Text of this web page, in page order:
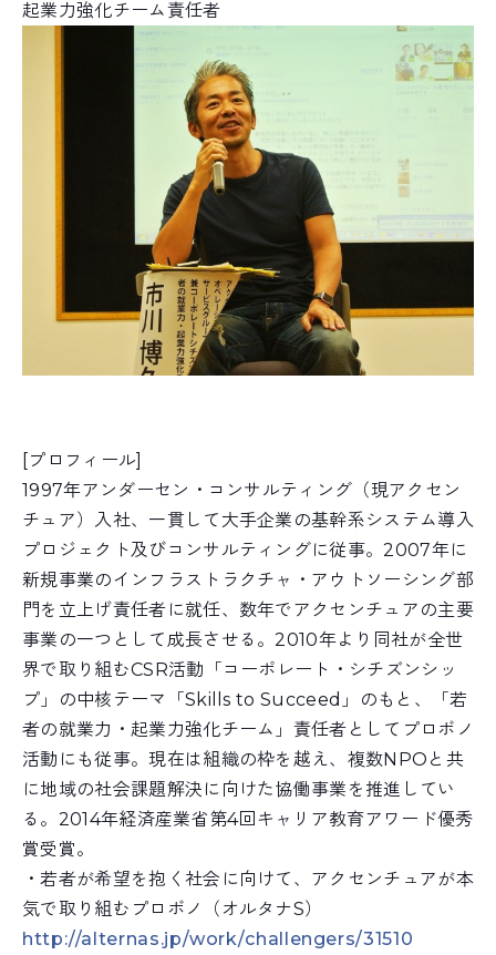
起業力強化チーム責任者
[プロフィール]
1997年アンダーセン・コンサルティング（現アクセン
チュア）入社、一貫して大手企業の基幹系システム導入
プ ロジェクト及びコンサルティングに従事。2007年に
新規事業のインフラストラクチャ・アウトソーシング部
門を 立上げ責任者に就任、数年でアクセンチュアの主要
事業の一つとして成長させる。2010年より同社が全世
界で取 り組むCSR活動「コーポレート・シチズンシッ
プ」の中核テーマ「Skills to Succeed」のもと、「若
者の就業力・起業力強化チーム」責任者としてプロボノ
活動にも従事。現在は組織の枠を越え、複数NPOと共
に地域の社会課題解決に向けた協働事業を推進してい
る。2014年経済産業省第4回キ ャリア教育アワード優秀
賞受賞。
・若者が希望を抱く社会に向けて、アクセンチュアが本
気で取り組むプロボノ（オルタナS）
http://alternas.jp/work/challengers/31510